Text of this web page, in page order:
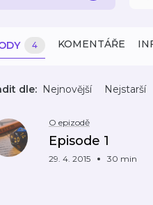
4 KOMENTÁŘE
dle: Nejnovější Nejstarší
O epizodě
Episode 1
29. 4. 2015 30 min